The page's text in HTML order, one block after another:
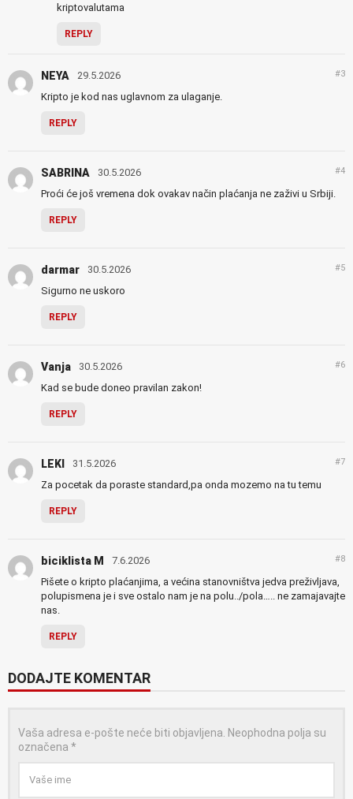
kriptovalutama
REPLY
NEYA 29.5.2026 #3
Kripto je kod nas uglavnom za ulaganje.
REPLY
SABRINA 30.5.2026 #4
Proći će još vremena dok ovakav način plaćanja ne zaživi u Srbiji.
REPLY
darmar 30.5.2026 #5
Sigurno ne uskoro
REPLY
Vanja 30.5.2026 #6
Kad se bude doneo pravilan zakon!
REPLY
LEKI 31.5.2026 #7
Za pocetak da poraste standard,pa onda mozemo na tu temu
REPLY
biciklista M 7.6.2026 #8
Pišete o kripto plaćanjima, a većina stanovništva jedva preživljava,
polupismena je i sve ostalo nam je na polu../pola….. ne zamajavajte
nas.
REPLY
DODAJTE KOMENTAR
Vaša adresa e-pošte neće biti objavljena. Neophodna polja su
označena *